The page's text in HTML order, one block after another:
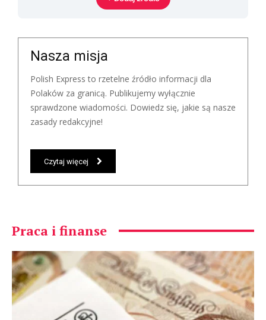
Nasza misja
Polish Express to rzetelne źródło informacji dla
Polaków za granicą. Publikujemy wyłącznie
sprawdzone wiadomości. Dowiedz się, jakie są nasze
zasady redakcyjne!
Czytaj więcej
Praca i finanse